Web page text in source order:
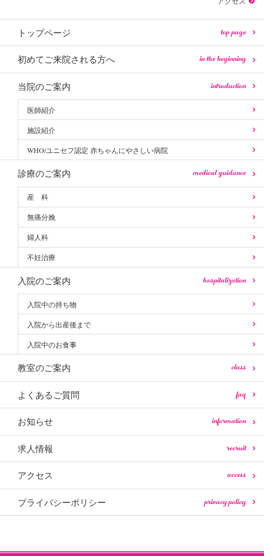
トップページ top page
初めてご来院される方へ in the beginning
当院のご案内 introduction
医師紹介
施設紹介
WHO/ユニセフ認定 赤ちゃんにやさしい病院
診療のご案内 medical guidance
産 科
無痛分娩
婦人科
不妊治療
入院のご案内 hospitalization
入院中の持ち物
入院から出産後まで
入院中のお食事
教室のご案内 class
よくあるご質問 faq
お知らせ information
求人情報 recruit
アクセス access
プライバシーポリシー privacy policy